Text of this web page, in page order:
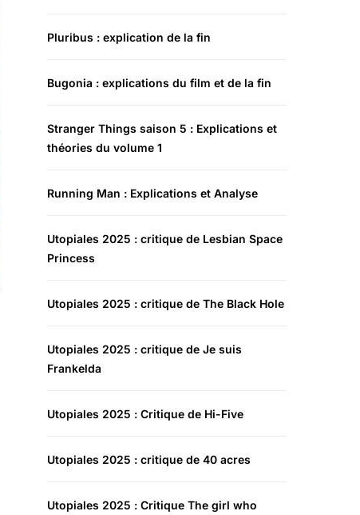
Pluribus : explication de la fin
Bugonia : explications du film et de la fin
Stranger Things saison 5 : Explications et
théories du volume 1
Running Man : Explications et Analyse
Utopiales 2025 : critique de Lesbian Space
Princess
Utopiales 2025 : critique de The Black Hole
Utopiales 2025 : critique de Je suis
Frankelda
Utopiales 2025 : Critique de Hi-Five
Utopiales 2025 : critique de 40 acres
Utopiales 2025 : Critique The girl who